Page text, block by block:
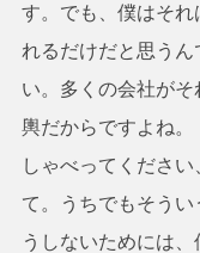
す。でも、僕はそ
れるだけだと思う
い。多くの会社が
輿だからですよね
しゃべってくださ
て。うちでもそう
うしないためには